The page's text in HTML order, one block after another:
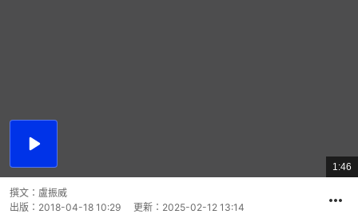
播
總
共
1:46
撰文： 盧振威
出版： 2018-04-18 10:29 更新： 2025-02-12 13:14